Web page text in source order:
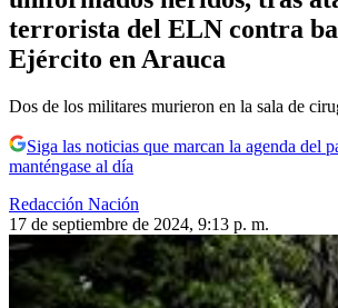
terrorista del ELN contra
Ejército en Arauca
Dos de los militares murieron en la sala de
Siga las noticias que marcan la agenda del
manténgase al día
Redacción Nación
17 de septiembre de 2024, 9:13 p. m.